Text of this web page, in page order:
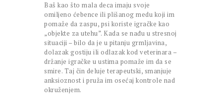
Baš kao što mala deca imaju svoje
omiljeno ćebence ili plišanog medu koji im
pomaže da zaspu, psi koriste igračke kao
„objekte za utehu”. Kada se nađu u stresnoj
situaciji – bilo da je u pitanju grmljavina,
dolazak gostiju ili odlazak kod veterinara –
držanje igračke u ustima pomaže im da se
smire. Taj čin deluje terapeutski, smanjuje
anksioznost i pruža im osećaj kontrole nad
okruženjem.